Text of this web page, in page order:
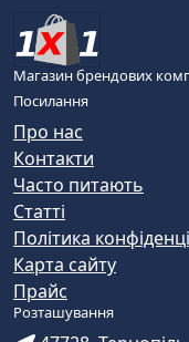
Магазин брендових
Посилання
Про нас
Контакти
Часто питають
Статті
Політика
Карта сайту
Прайс
Розташування